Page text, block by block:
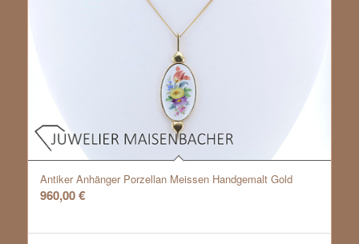
Antiker Anhänger Porzellan Meissen Handgemalt Gold
960,00€